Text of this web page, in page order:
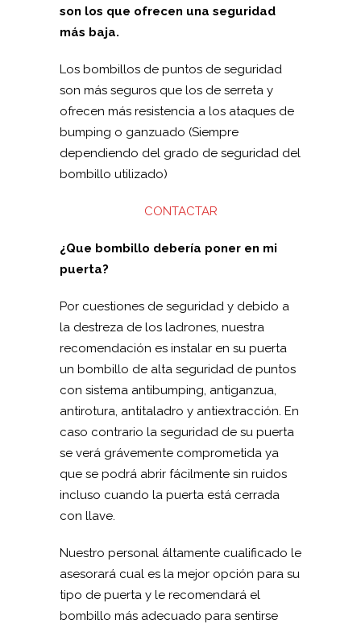
son los que ofrecen una seguridad
más baja.
Los bombillos de puntos de seguridad
son más seguros que los de serreta y
ofrecen más resistencia a los ataques de
bumping o ganzuado (Siempre
dependiendo del grado de seguridad del
bombillo utilizado)
CONTACTAR
¿Que bombillo debería poner en mi
puerta?
Por cuestiones de seguridad y debido a
la destreza de los ladrones, nuestra
recomendación es instalar en su puerta
un bombillo de alta seguridad de puntos
con sistema antibumping, antiganzua,
antirotura, antitaladro y antiextracción. En
caso contrario la seguridad de su puerta
se verá grávemente comprometida ya
que se podrá abrir fácilmente sin ruidos
incluso cuando la puerta está cerrada
con llave.
Nuestro personal áltamente cualificado le
asesorará cual es la mejor opción para su
tipo de puerta y le recomendará el
bombillo más adecuado para sentirse